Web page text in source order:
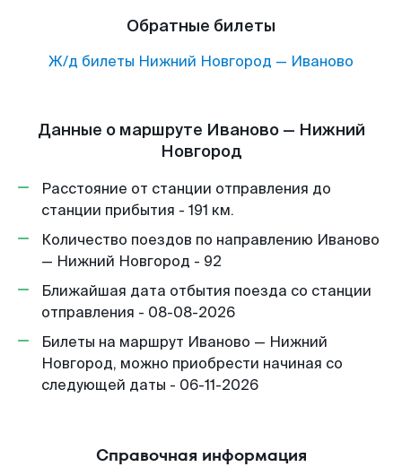
Обратные билеты
Ж/д билеты Нижний Новгород — Иваново
Данные о маршруте Иваново — Нижний
Новгород
Расстояние от станции отправления до
станции прибытия - 191 км.
Количество поездов по направлению Иваново
— Нижний Новгород - 92
Ближайшая дата отбытия поезда со станции
отправления - 08-08-2026
Билеты на маршрут Иваново — Нижний
Новгород, можно приобрести начиная со
следующей даты - 06-11-2026
Справочная информация